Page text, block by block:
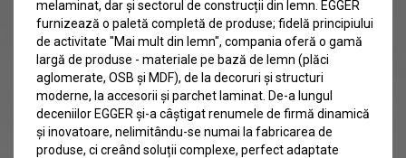
melaminat, dar și sectorul de construcții din lemn. EGGER
furnizează o paletă completă de produse; fidelă principiului
de activitate "Mai mult din lemn", compania oferă o gamă
largă de produse - materiale pe bază de lemn (plăci
aglomerate, OSB și MDF), de la decoruri și structuri
moderne, la accesorii și parchet laminat. De-a lungul
deceniilor EGGER și-a câștigat renumele de firmă dinamică
și inovatoare, nelimitându-se numai la fabricarea de
produse, ci creând soluții complexe, perfect adaptate